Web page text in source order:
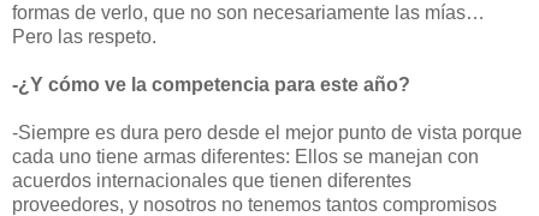
formas de verlo, que no son necesariamente las mías…
Pero las respeto.
-¿Y cómo ve la competencia para este año?
-Siempre es dura pero desde el mejor punto de vista porque
cada uno tiene armas diferentes: Ellos se manejan con
acuerdos internacionales que tienen diferentes
proveedores, y nosotros no tenemos tantos compromisos